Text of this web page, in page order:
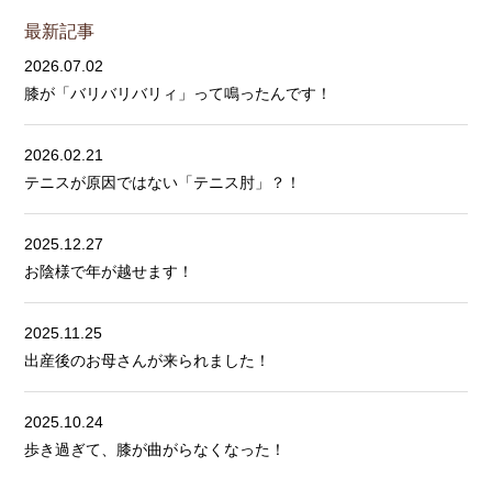
最新記事
2026.07.02
膝が「バリバリバリィ」って鳴ったんです！
2026.02.21
テニスが原因ではない「テニス肘」？！
2025.12.27
お陰様で年が越せます！
2025.11.25
出産後のお母さんが来られました！
2025.10.24
歩き過ぎて、膝が曲がらなくなった！